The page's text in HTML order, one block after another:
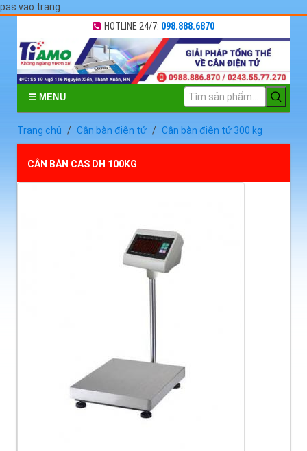
pas vao trang
HOTLINE 24/7: 098.888.6870
☰ MENU
Trang chủ Cân bàn điện tử Cân bàn điện tử 300 kg
CÂN BÀN CAS DH 100KG